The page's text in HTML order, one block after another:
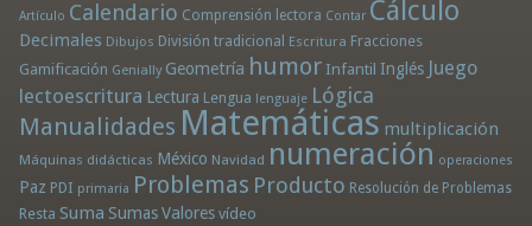
Artículo Calendario Comprensión lectora Contar Cálculo
Decimales Dibujos División tradicional Escritura Fracciones
Gamificación Genially Geometría humor Infantil Inglés Juego
lectoescritura Lectura Lengua lenguaje Lógica
Manualidades Matemáticas multiplicación
Máquinas didácticas México Navidad numeración operaciones
Paz PDI primaria Problemas Producto Resolución de Problemas
Resta Suma Sumas Valores vídeo